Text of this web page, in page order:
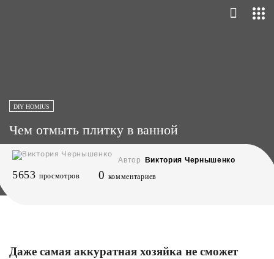
DIY HOMIUS
Чем отмыть плитку в ванной
Автор Виктория Чернышенко
5653 просмотров 0 комментариев
Даже самая аккуратная хозяйка не сможет